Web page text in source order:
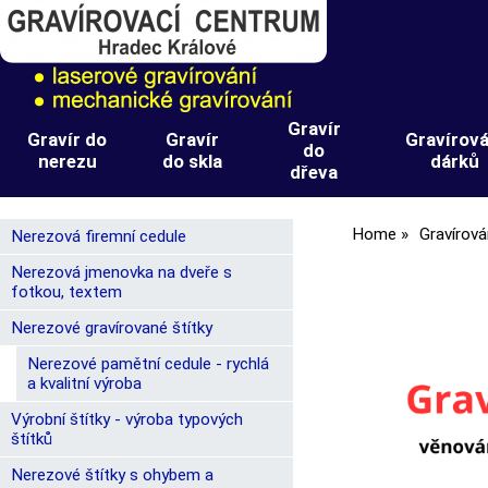
Gravír do
nerezu
Gravír
do skla
Gravír
do
dřeva
dárků
Home
Nerezová firemní cedule
Nerezová jmenovka na dveře s
fotkou, textem
Nerezové gravírované štítky
Nerezové pamětní cedule - rychlá
a kvalitní výroba
Výrobní štítky - výroba typových
štítků
Nerezové štítky s ohybem a